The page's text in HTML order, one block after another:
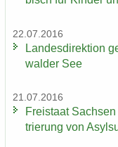
22.07.2016
Lan­des­di­rek­ti­on
wal­der See
21.07.2016
Frei­staat
trie­rung von